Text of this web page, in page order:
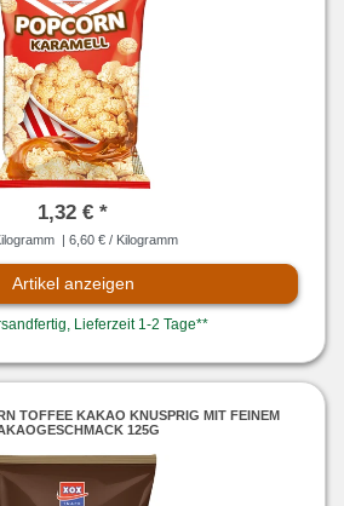
1,32 € *
| 6,60 € / Kilogramm
Artikel anzeigen
Lieferzeit 1-2 Tage**
TOFFEE KAKAO KNUSPRIG MIT FEINEM
125G